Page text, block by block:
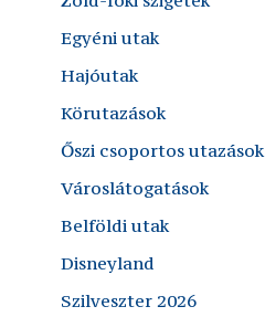
Egyéni utak
Hajóutak
Körutazások
Őszi csoportos utazások
Városlátogatások
Belföldi utak
Disneyland
Szilveszter 2026